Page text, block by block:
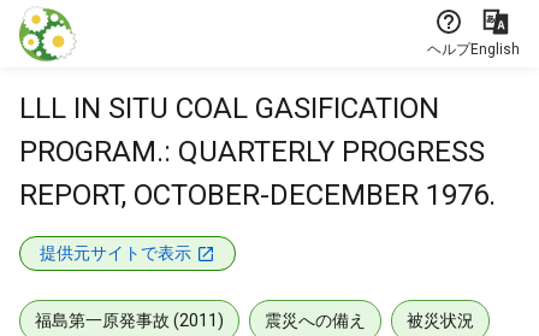
本文に飛ぶ
ヘルプEnglish
LLL IN SITU COAL GASIFICATION
PROGRAM.: QUARTERLY PROGRESS
REPORT, OCTOBER-DECEMBER 1976.
提供元サイトで表示
福島第一原発事故 (2011) 震災への備え 被災状況